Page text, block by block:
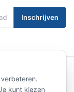
Inschrijven
achter
kunt kiezen